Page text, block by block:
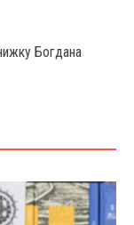
Богдана